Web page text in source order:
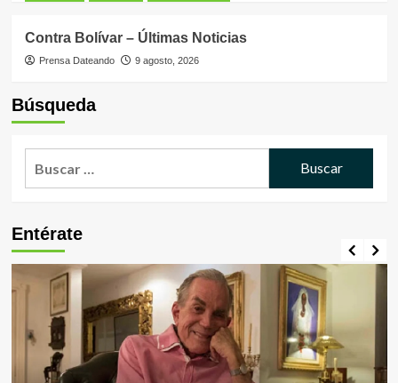
Contra Bolívar – Últimas Noticias
Prensa Dateando 9 agosto, 2026
Búsqueda
Entérate